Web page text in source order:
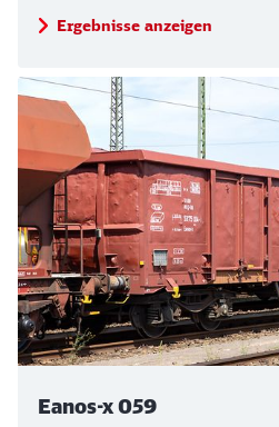
Ergebnisse anzeigen
Eanos-x 059